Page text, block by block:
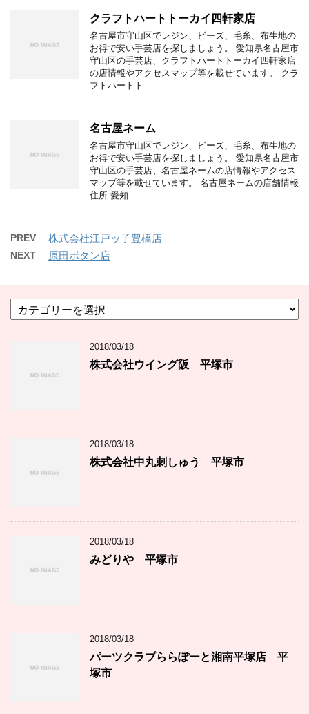
クラフトハートトーカイ四軒家店
名古屋市守山区でレジン、ビーズ、毛糸、布生地の
お得で安い手芸店を探しましょう。 愛知県名古屋市
守山区の手芸店、クラフトハートトーカイ四軒家店
の店情報やアクセスマップ等を載せています。 クラ
フトハートト …
名古屋ネーム
名古屋市守山区でレジン、ビーズ、毛糸、布生地の
お得で安い手芸店を探しましょう。 愛知県名古屋市
守山区の手芸店、名古屋ネームの店情報やアクセス
マップ等を載せています。 名古屋ネームの店舗情報
住所 愛知 …
PREV 株式会社江戸ッ子豊橋店
NEXT 原田ボタン店
テ
2018/03/18
株式会社ウイング阪 平塚市
2018/03/18
株式会社中丸刺しゅう 平塚市
2018/03/18
みどりや 平塚市
2018/03/18
パーツクラブららぽーと湘南平塚店 平
塚市